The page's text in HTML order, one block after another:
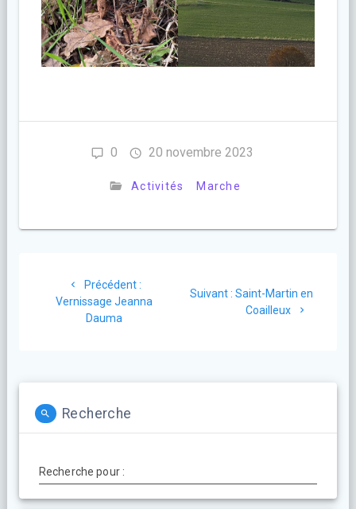
0 20 novembre 2023
Activités Marche
Précédent :Article
précédent
Vernissage Jeanna
Dauma
Suivant : Article
suivant
Saint-Martin en
Coailleux
Recherche
Recherche pour :